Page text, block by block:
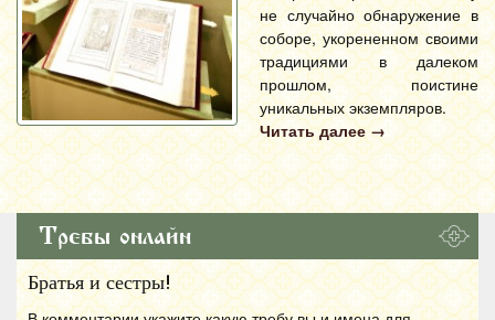
не случайно обнаружение в
соборе, укорененном своими
традициями в далеком
прошлом, поистине
уникальных экземпляров.
Читать далее →
Требы онлайн
Братья и сестры!